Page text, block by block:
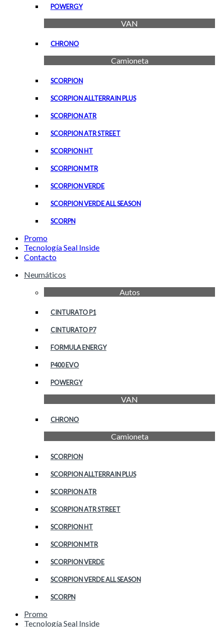
POWERGY
VAN
CHRONO
Camioneta
SCORPION
SCORPION ALLTERRAIN PLUS
SCORPION ATR
SCORPION ATR STREET
SCORPION HT
SCORPION MTR
SCORPION VERDE
SCORPION VERDE ALL SEASON
SCORPN
Promo
Tecnología Seal Inside
Contacto
Neumáticos
Autos
CINTURATO P1
CINTURATO P7
FORMULA ENERGY
P400 EVO
POWERGY
VAN
CHRONO
Camioneta
SCORPION
SCORPION ALLTERRAIN PLUS
SCORPION ATR
SCORPION ATR STREET
SCORPION HT
SCORPION MTR
SCORPION VERDE
SCORPION VERDE ALL SEASON
SCORPN
Promo
Tecnología Seal Inside